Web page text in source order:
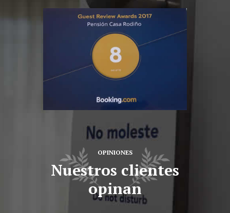
OPINIONES
Nuestros clientes
opinan